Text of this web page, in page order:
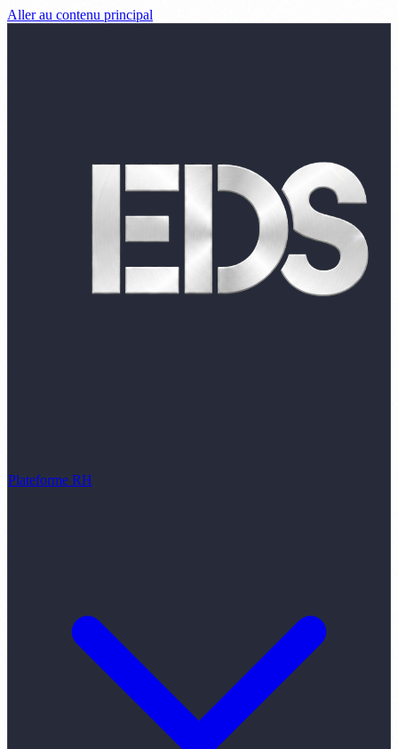
Aller au contenu principal
Plateforme RH